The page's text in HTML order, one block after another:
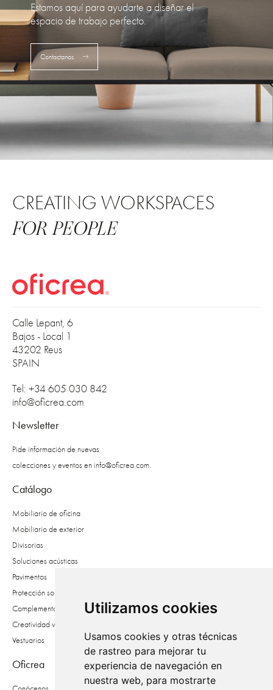
Utilizamos cookies
Usamos cookies y otras técnicas
de rastreo para mejorar tu
experiencia de navegación en
nuestra web, para mostrarte
Estamos aquí para ayudarte a diseñar el
espacio de trabajo perfecto.
Contactanos
CREATING WORKSPACES
FOR PEOPLE
Calle Lepant, 6
Bajos - Local 1
43202 Reus
SPAIN
Tel: +34 605 030 842
info@oficrea.com
Newsletter
Pide información de nuevas
colecciones y eventos eninfo@oficrea.com.
Catálogo
Mobiliario de oficina
Mobiliario de exterior
Divisorias
Soluciones acústicas
Pavimentos
Protección solar
Complementos
Creatividad vegetal
Vestuarios
Oficrea